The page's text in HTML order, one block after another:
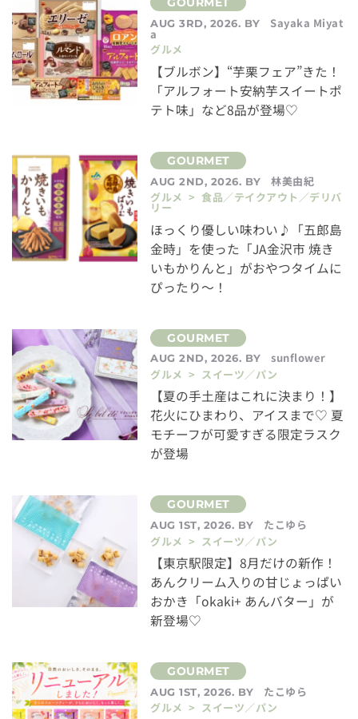
AUG 3RD, 2026. BY Sayaka Miyat
a
グルメ
【ブルボン】“芋栗フェア”きた！
「アルフォート安納芋スイートポ
テト味」など8品が登場♡
AUG 2ND, 2026. BY
林美由紀
グルメ > 食品／テイクアウト／デリバ
リー
ほっくり優しい味わい♪「五郎島
金時」を使った「JA金沢市 焼き
いもかりんと」がおやつタイムに
ぴったり～！
AUG 2ND, 2026. BY
sunflower
グルメ > スイーツ／パン
【夏の手土産はこれに決まり！】
花火にひまわり、アイスまで♡ 夏
モチーフが可愛すぎる限定ラスク
が登場
AUG 1ST, 2026. BY
たこゆら
グルメ > スイーツ／パン
【東京駅限定】8月だけの新作！
あんクリーム入りの甘じょっぱい
おかき「okaki+ あんバター」が
新登場♡
AUG 1ST, 2026. BY
たこゆら
グルメ > スイーツ／パン